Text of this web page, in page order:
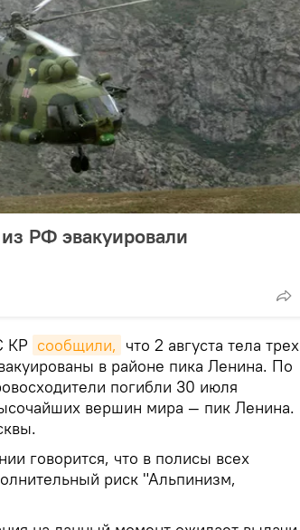
РФ эвакуировали
КР сообщили, что 2 августа тела трех
в районе пика Ленина. По
погибли 30 июля
вершин мира — пик Ленина.
говорится, что в полисы всех
риск "Альпинизм,